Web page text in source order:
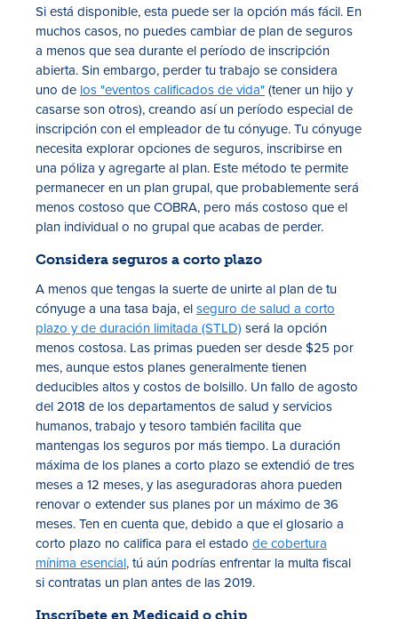
Si está disponible, esta puede ser la opción más fácil. En
muchos casos, no puedes cambiar de plan de seguros
a menos que sea durante el período de inscripción
abierta. Sin embargo, perder tu trabajo se considera
uno de los "eventos calificados de vida"(tener un hijo y
casarse son otros), creando así un período especial de
inscripción con el empleador de tu cónyuge. Tu cónyuge
necesita explorar opciones de seguros, inscribirse en
una póliza y agregarte al plan. Este método te permite
permanecer en un plan grupal, que probablemente será
menos costoso que COBRA, pero más costoso que el
plan individual o no grupal que acabas de perder.
Considera seguros a corto plazo
A menos que tengas la suerte de unirte al plan de tu
cónyuge a una tasa baja, elseguro de salud a corto
plazo y de duración limitada (STLD) será la opción
menos costosa. Las primas pueden ser desde $25 por
mes, aunque estos planes generalmente tienen
deducibles altos y costos de bolsillo. Un fallo de agosto
del 2018 de los departamentos de salud y servicios
humanos, trabajo y tesoro también facilita que
mantengas los seguros por más tiempo. La duración
máxima de los planes a corto plazo se extendió de tres
meses a 12 meses, y las aseguradoras ahora pueden
renovar o extender sus planes por un máximo de 36
meses. Ten en cuenta que, debido a que el glosario a
corto plazo no califica para el estado de cobertura
mínima esencial, tú aún podrías enfrentar la multa fiscal
si contratas un plan antes de las 2019.
Inscríbete en Medicaid o chip